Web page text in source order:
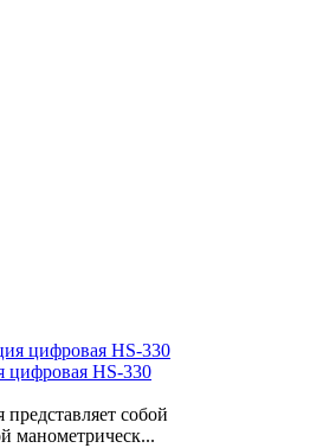
цифровая HS-330
собой
манометрическ...